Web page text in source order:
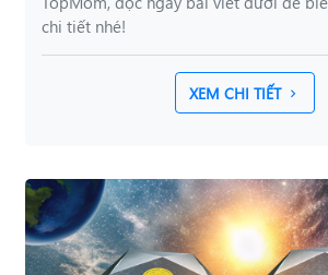
chi tiết nhé!
XEM CHI TIẾT